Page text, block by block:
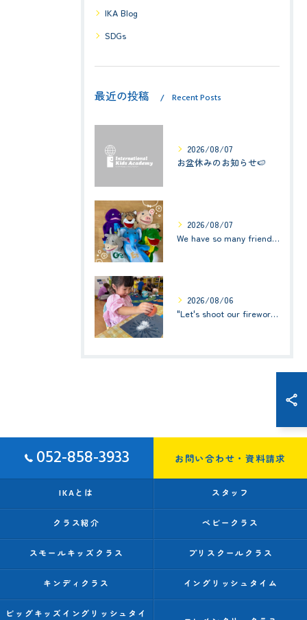
IKA Blog
SDGs
最近の投稿 Recent Posts
2026/08/07
お盆休みのお知らせ🍉
2026/08/07
We have so many friends in this classroom! (お友達いっぱい！)Small Kids☆1歳児クラス
2026/08/06
"Let's shoot our fireworks!" (みんなで花火を打ち上げよう！) ☆ Preschool (2歳児クラス)
052-858-3933 お問い合わせ・資料請求
IKAとは スタッフ
クラス紹介 ベビークラス
スモールキッズクラス プリスクールクラス
キンディクラス イングリッシュタイム
ビッグキッズイングリッシュタイ